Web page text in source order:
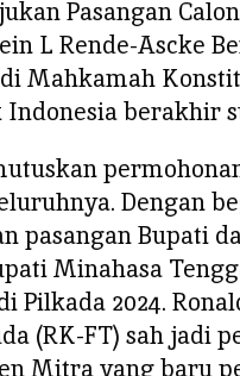
m
o
h
o
,
K
F
T
S
Pasangan
L Rende-Ascke
Mahkamah
berakhir
Dengan
pasangan Bupati
Minahasa
Pilkada 2024.
(RK-FT) sah jadi
Mitra yang baru